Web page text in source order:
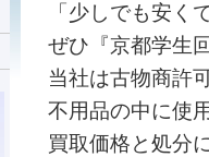
「少しでも安
ぜひ『京都学生
当社は古物商許
不用品の中に使
買取価格と処分